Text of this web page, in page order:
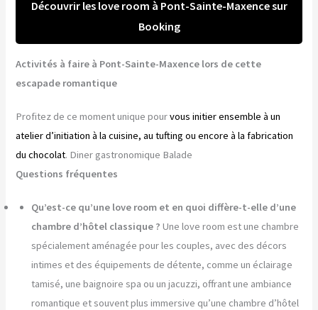
Découvrir les love room à Pont-Sainte-Maxence sur
Booking
Activités à faire à Pont-Sainte-Maxence lors de cette
escapade romantique
Profitez de ce moment unique pourvous initier ensemble à un
atelier d’initiation à la cuisine, au tufting ou encore à la fabrication
du chocolat. Diner gastronomique Balade
Questions fréquentes
Qu’est-ce qu’une love room et en quoi diffère-t-elle d’une
chambre d’hôtel classique ? Une love room est une chambre
spécialement aménagée pour les couples, avec des décors
intimes et des équipements de détente, comme un éclairage
tamisé, une baignoire spa ou un jacuzzi, offrant une ambiance
romantique et souvent plus immersive qu’une chambre d’hôtel